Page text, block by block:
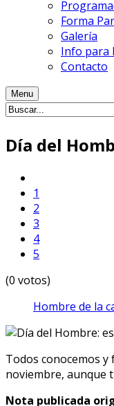
Forma
Galería
Info para
Contacto
Menu
Día del
1
2
3
4
5
(0 votos)
Hombre de la
Todos conocemos y
noviembre, aunque
Nota publicada